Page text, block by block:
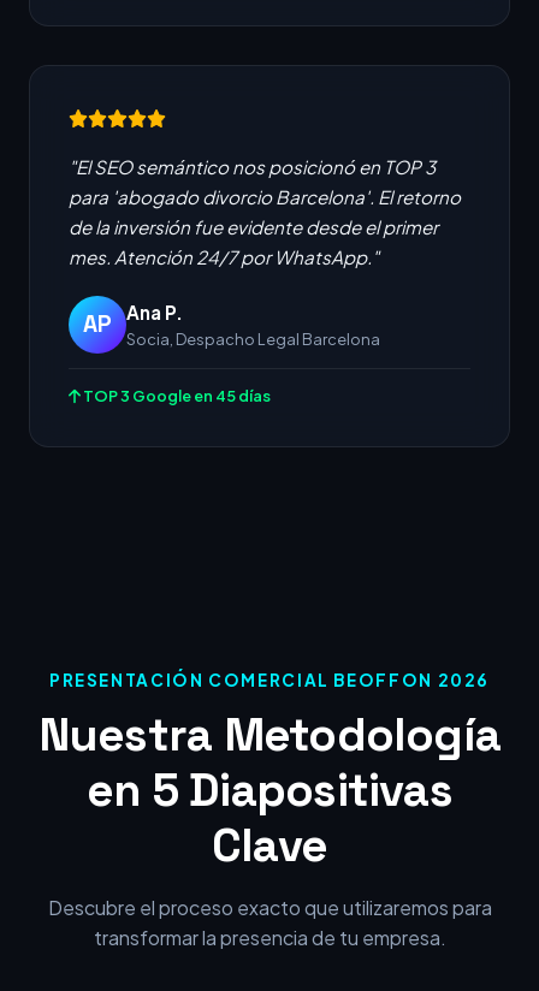
"El SEO semántico nos posicionó en TOP 3
para 'abogado divorcio Barcelona'. El retorno
de la inversión fue evidente desde el primer
mes. Atención 24/7 por WhatsApp."
AP Ana P.
Socia, Despacho Legal Barcelona
TOP 3 Google en 45 días
PRESENTACIÓN COMERCIAL BEOFFON 2026
Nuestra Metodología
en 5 Diapositivas
Clave
Descubre el proceso exacto que utilizaremos para
transformar la presencia de tu empresa.